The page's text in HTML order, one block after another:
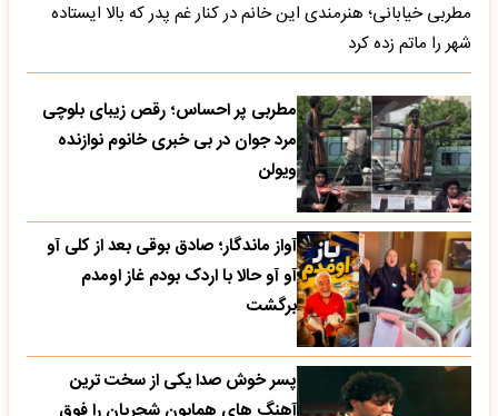
مطربی خیابانی؛ هنرمندی این خانم در کنار غم پدر که بالا ایستاده
شهر را ماتم زده کرد
مطربی پر احساس؛ رقص زیبای بلوچی
مرد جوان در بی خبری خانوم نوازنده
ویولن
آواز ماندگار؛ صادق بوقی بعد از کلی آو
آو آو حالا با اردک بودم غاز اومدم
برگشت
پسر خوش صدا یکی از سخت ترین